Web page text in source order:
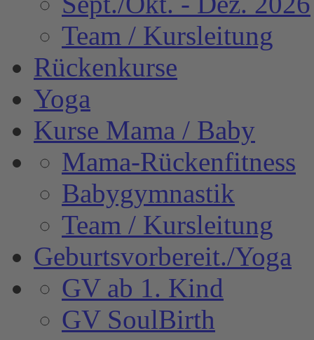
Team / Kursleitung
Rückenkurse
Yoga
Kurse Mama / Baby
Mama-Rückenfitness
Babygymnastik
Team / Kursleitung
Geburtsvorbereit./Yoga
GV ab 1. Kind
GV SoulBirth